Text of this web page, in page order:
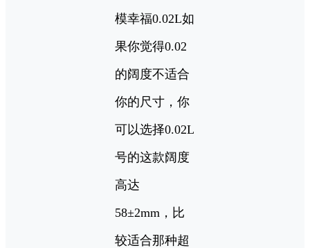
模幸福0.02L如
果你觉得0.02
的阔度不适合
你的尺寸，你
可以选择0.02L
号的这款阔度
高达
58±2mm，比
较适合那种超